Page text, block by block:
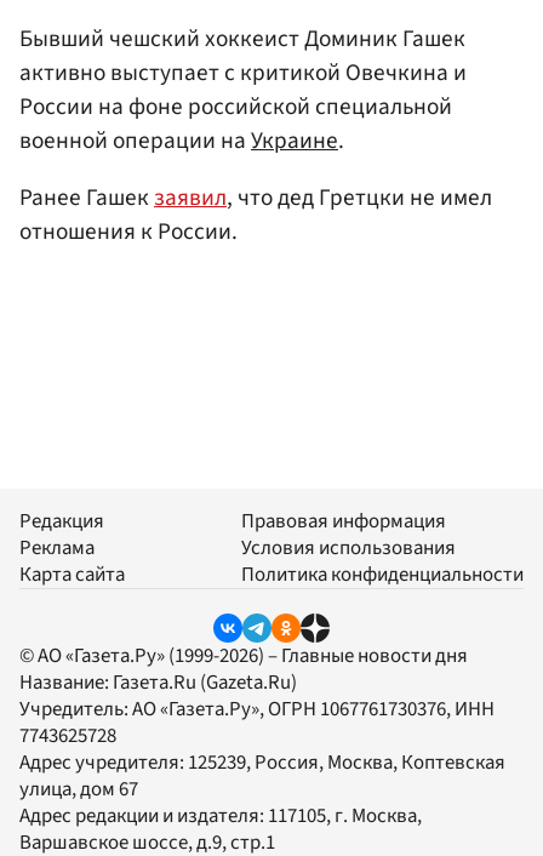
Бывший чешский хоккеист Доминик Гашек
активно выступает с критикой Овечкина и
России на фоне российской специальной
военной операции наУкраине.
Ранее Гашекзаявил, что дед Гретцки не имел
отношения к России.
Редакция
Реклама
Карта сайта
Правовая информация
Условия использования
Политика конфиденциальности
© АО «Газета.Ру» (1999-2026) – Главные новости дня
Название: Газета.Ru (Gazeta.Ru)
Учредитель:АО «Газета.Ру», ОГРН 1067761730376, ИНН
7743625728
Адрес учредителя: 125239, Россия, Москва, Коптевская
улица, дом 67
Адрес редакции и издателя: 117105, г. Москва,
Варшавское шоссе, д.9, стр.1